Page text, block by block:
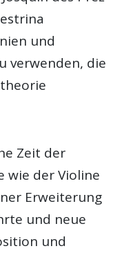
und
verwenden, die
Zeit der
wie der Violine
Erweiterung
und neue
und